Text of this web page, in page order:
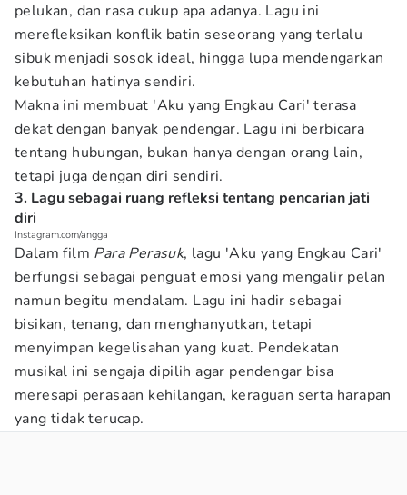
pelukan, dan rasa cukup apa adanya. Lagu ini
merefleksikan konflik batin seseorang yang terlalu
sibuk menjadi sosok ideal, hingga lupa mendengarkan
kebutuhan hatinya sendiri.
Makna ini membuat 'Aku yang Engkau Cari' terasa
dekat dengan banyak pendengar. Lagu ini berbicara
tentang hubungan, bukan hanya dengan orang lain,
tetapi juga dengan diri sendiri.
3. Lagu sebagai ruang refleksi tentang pencarian jati
diri
Instagram.com/angga
Dalam film Para Perasuk, lagu 'Aku yang Engkau Cari'
berfungsi sebagai penguat emosi yang mengalir pelan
namun begitu mendalam. Lagu ini hadir sebagai
bisikan, tenang, dan menghanyutkan, tetapi
menyimpan kegelisahan yang kuat. Pendekatan
musikal ini sengaja dipilih agar pendengar bisa
meresapi perasaan kehilangan, keraguan serta harapan
yang tidak terucap.